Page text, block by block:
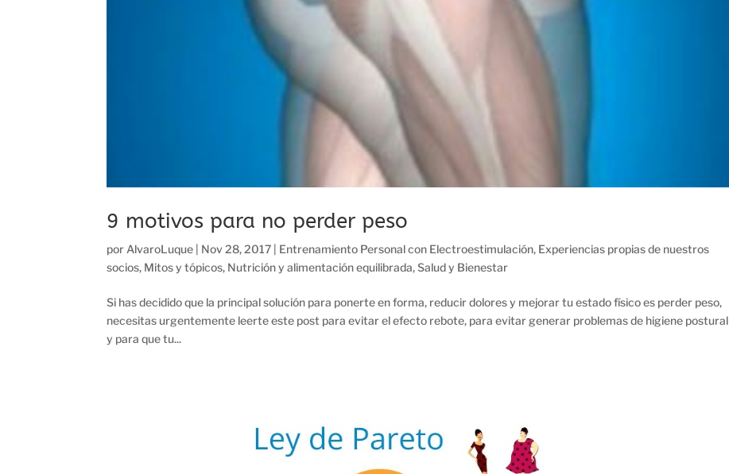
9 motivos para no perder peso
por AlvaroLuque Nov 28, 2017 Entrenamiento Personal con Electroestimulación, Experiencias propias de nuestros
socios, Mitos y tópicos, Nutrición y alimentación equilibrada,Salud y Bienestar
Si has decidido que la principal solución para ponerte en forma, reducir dolores y mejorar tu estado físico es perder peso,
necesitas urgentemente leerte este post para evitar el efecto rebote, para evitar generar problemas de higiene postural
y para que tu...